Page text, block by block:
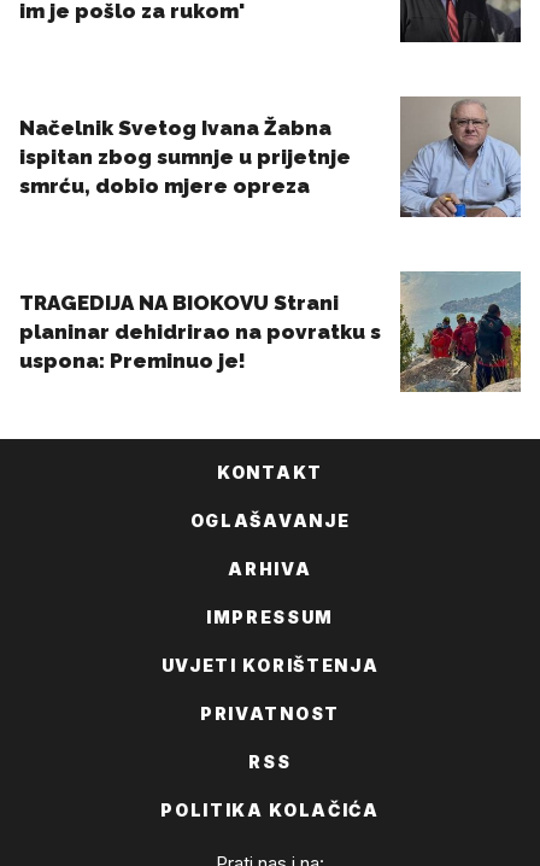
KONTAKT
OGLAŠAVANJE
ARHIVA
IMPRESSUM
UVJETI KORIŠTENJA
PRIVATNOST
RSS
POLITIKA KOLAČIĆA